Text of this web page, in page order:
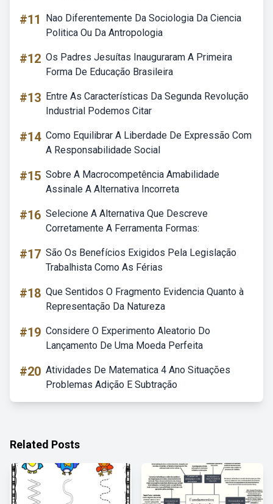
#11
Nao Diferentemente Da Sociologia Da Ciencia
Politica Ou Da Antropologia
#12 Os Padres Jesuítas Inauguraram A Primeira
Forma De Educação Brasileira
#13 Entre As Características Da Segunda Revolução
Industrial Podemos Citar
#14 Como Equilibrar A Liberdade De Expressão Com
A Responsabilidade Social
#15 Sobre A Macrocompetência Amabilidade
Assinale A Alternativa Incorreta
#16 Selecione A Alternativa Que Descreve
Corretamente A Ferramenta Formas:
#17 São Os Benefícios Exigidos Pela Legislação
Trabalhista Como As Férias
#18 Que Sentidos O Fragmento Evidencia Quanto à
Representação Da Natureza
#19 Considere O Experimento Aleatorio Do
Lançamento De Uma Moeda Perfeita
#20 Atividades De Matematica 4 Ano Situações
Problemas Adição E Subtração
Related Posts